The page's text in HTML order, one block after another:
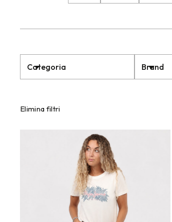
Categoria Brand
Elimina filtri